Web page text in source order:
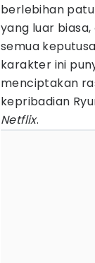
berlebihan
yang luar
semua
karakter ini
menciptakan
kepribadian
Netflix.